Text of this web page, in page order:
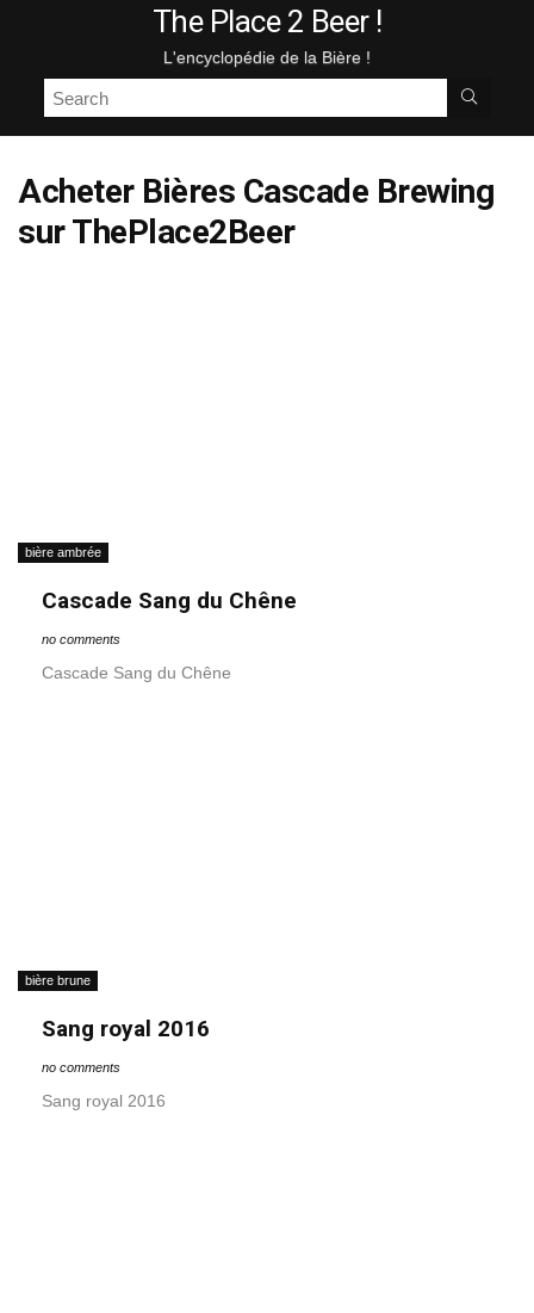
The Place 2 Beer !
L'encyclopédie de la Bière !
Acheter Bières Cascade Brewing
sur ThePlace2Beer
bière ambrée
Cascade Sang du Chêne
no comments
Cascade Sang du Chêne
bière brune
Sang royal 2016
no comments
Sang royal 2016